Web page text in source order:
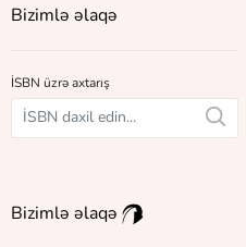
Bizimlə əlaqə
İSBN üzrə axtarış
Bizimlə əlaqə